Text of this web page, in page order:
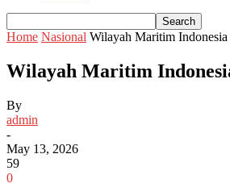
Home Nasional Wilayah Maritim
Wilayah Maritim
By
admin
-
May 13, 2026
59
0